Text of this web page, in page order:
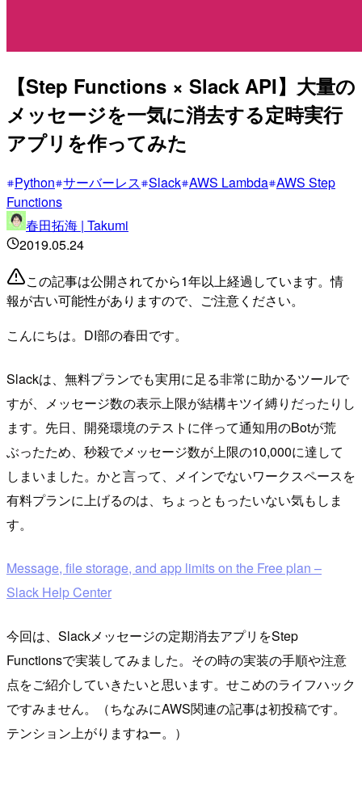
【Step Functions × Slack API】大量の
メッセージを一気に消去する定時実行
アプリを作ってみた
Python サーバーレス Slack AWS Lambda AWS Step
Functions
春田拓海 | Takumi
2019.05.24
この記事は公開されてから1年以上経過しています。情
報が古い可能性がありますので、ご注意ください。
こんにちは。DI部の春田です。
Slackは、無料プランでも実用に足る非常に助かるツールで
すが、メッセージ数の表示上限が結構キツイ縛りだったりし
ます。先日、開発環境のテストに伴って通知用のBotが荒
ぶったため、秒殺でメッセージ数が上限の10,000に達して
しまいました。かと言って、メインでないワークスペースを
有料プランに上げるのは、ちょっともったいない気もしま
す。
Message, file storage, and app limits on the Free plan –
Slack Help Center
今回は、Slackメッセージの定期消去アプリをStep
Functionsで実装してみました。その時の実装の手順や注意
点をご紹介していきたいと思います。せこめのライフハック
ですみません。（ちなみにAWS関連の記事は初投稿です。
テンション上がりますねー。）